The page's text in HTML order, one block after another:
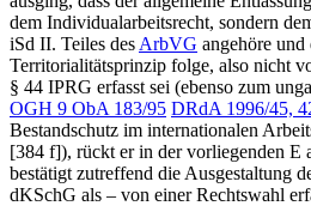
dem Individualarbeitsrecht, sondern
iSd II. Teiles des ArbVG angehöre und
Territorialitätsprinzip folge, also nicht
§ 44 IPRG erfasst sei (ebenso zum
OGH 9 ObA 183/95 DRdA 1996/45,
Bestandschutz im internationalen
[384 f]), rückt er in der vorliegenden E
bestätigt zutreffend die Ausgestaltung
dKSchG als – von einer Rechtswahl